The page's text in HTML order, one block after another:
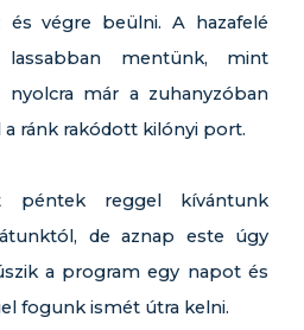
és végre beülni. A hazafelé
mentünk, mint
már a zuhanyzóban
ránk rakódott kilónyi port.
péntek reggel kívántunk
de aznap este úgy
a program egy napot és
fogunk ismét útra kelni.